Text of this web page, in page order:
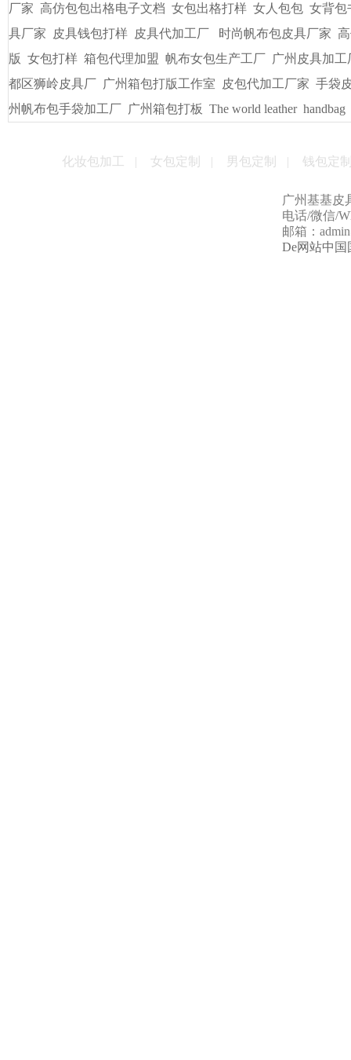
厂家 高仿包包出格电子文档 女包出格打样 女人包包 女背包
具厂家
皮具钱包打样 皮具代加工厂 时尚帆布包皮具厂家
版 女包打样 箱包代理加盟 帆布女包生产工厂 广州皮具加工
都区狮岭皮具厂 广州箱包打版工作室 皮包代加工厂家 手袋
州帆布包手袋加工厂 广州箱包打板 The world leather handbag
化妆包加工 | 女包定制 | 男包定制 | 钱包定
广州基基皮
电话/微信/
邮箱：
De网站中国